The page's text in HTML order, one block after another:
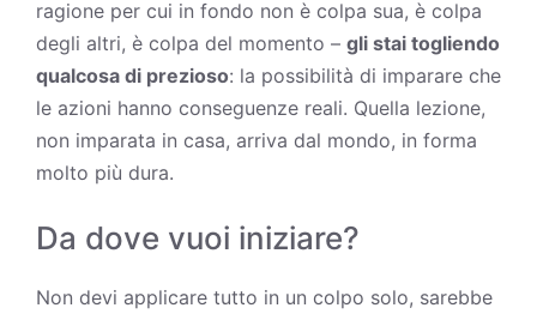
ragione per cui in fondo non è colpa sua, è colpa
degli altri, è colpa del momento – gli stai togliendo
qualcosa di prezioso: la possibilità di imparare che
le azioni hanno conseguenze reali. Quella lezione,
non imparata in casa, arriva dal mondo, in forma
molto più dura.
Da dove vuoi iniziare?
Non devi applicare tutto in un colpo solo, sarebbe